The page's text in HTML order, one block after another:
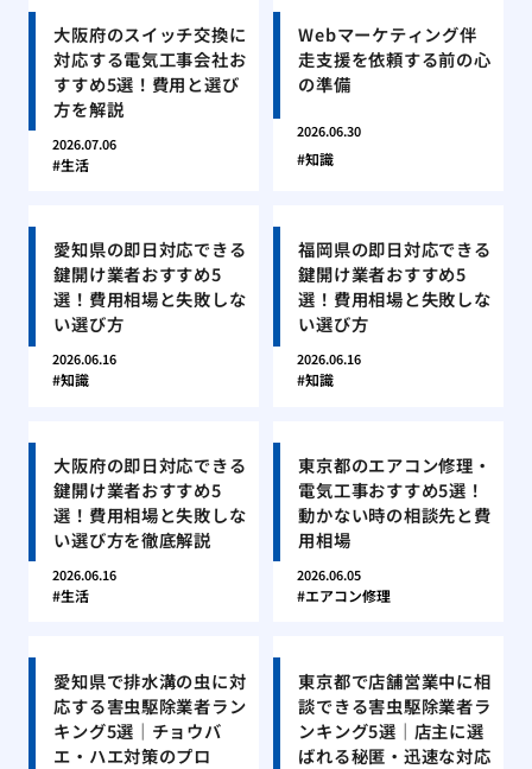
大阪府のスイッチ交換に
対応する電気工事会社お
すすめ5選！費用と選び
方を解説
2026.07.06
生活
Webマーケティング伴
走支援を依頼する前の心
の準備
2026.06.30
知識
愛知県の即日対応できる
鍵開け業者おすすめ5
選！費用相場と失敗しな
い選び方
2026.06.16
知識
福岡県の即日対応できる
鍵開け業者おすすめ5
選！費用相場と失敗しな
い選び方
2026.06.16
知識
大阪府の即日対応できる
鍵開け業者おすすめ5
選！費用相場と失敗しな
い選び方を徹底解説
2026.06.16
生活
東京都のエアコン修理・
電気工事おすすめ5選！
動かない時の相談先と費
用相場
2026.06.05
エアコン修理
愛知県で排水溝の虫に対
応する害虫駆除業者ラン
キング5選｜チョウバ
エ・ハエ対策のプロ
東京都で店舗営業中に相
談できる害虫駆除業者ラ
ンキング5選｜店主に選
ばれる秘匿・迅速な対応